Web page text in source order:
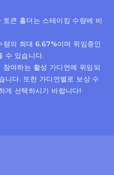
큰 홀더는 스테이킹 수량에 비
량의 최대 6.67%이며 위임중인
수 있습니다.
여하는 활성 가디언에 위임되
니다. 또한 가디언별로 보상 수
게 선택하시기 바랍니다!